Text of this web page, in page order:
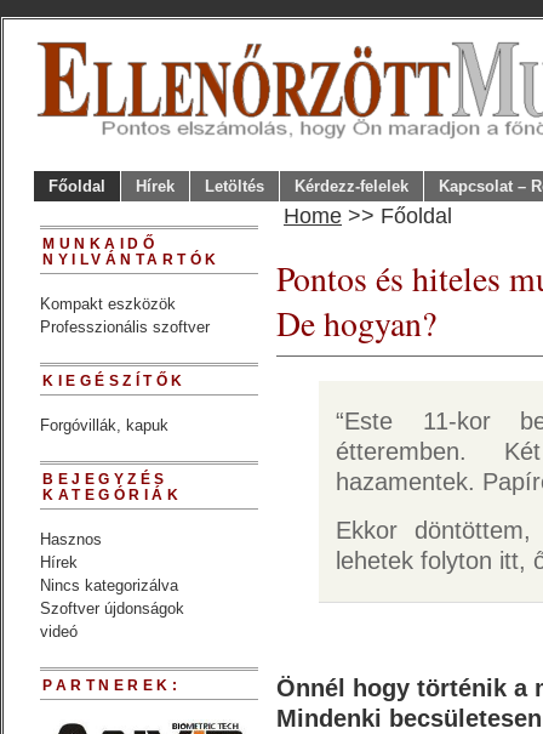
Főoldal Hírek Letöltés Kérdezz-felelek Kapcsolat –
MUNKAIDŐ
NYILVÁNTARTÓK
Kompakt eszközök
Professzionális szoftver
KIEGÉSZÍTŐK
Forgóvillák, kapuk
BEJEGYZÉS
KATEGÓRIÁK
Hasznos
Hírek
Nincs kategorizálva
Szoftver újdonságok
videó
PARTNEREK:
Home >> Főoldal
Pontos és hiteles
De hogyan?
“Este 11-kor
étteremben.
hazamentek.
Ekkor
lehetek folyton itt,
Önnél hogy történik a
Mindenki